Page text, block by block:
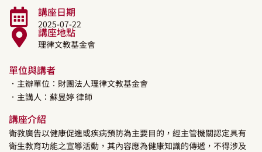
講座日期
2025-07-22
講座地點
理律文教基金會
單位與講者
．主辦單位：財團法人理律文教基金會
．主講人： 蘇昱婷律師
講座介紹
衛教廣告以健康促進或疾病預防為主要目的，經主管機關認定具有
衛生教育功能之宣導活動，其內容應為健康知識的傳遞，不得涉及